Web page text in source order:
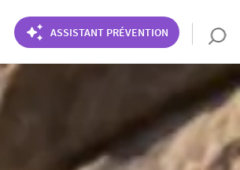
ASSISTANT PRÉVENTION